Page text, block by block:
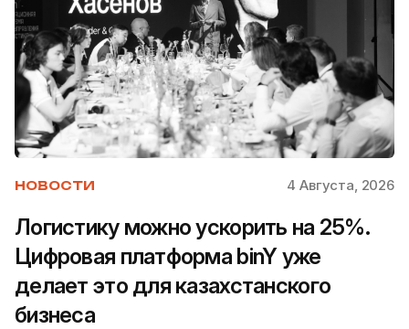
НОВОСТИ 4 Августа, 2026
Логистику можно ускорить на 25%.
Цифровая платформа binY уже
делает это для казахстанского
бизнеса